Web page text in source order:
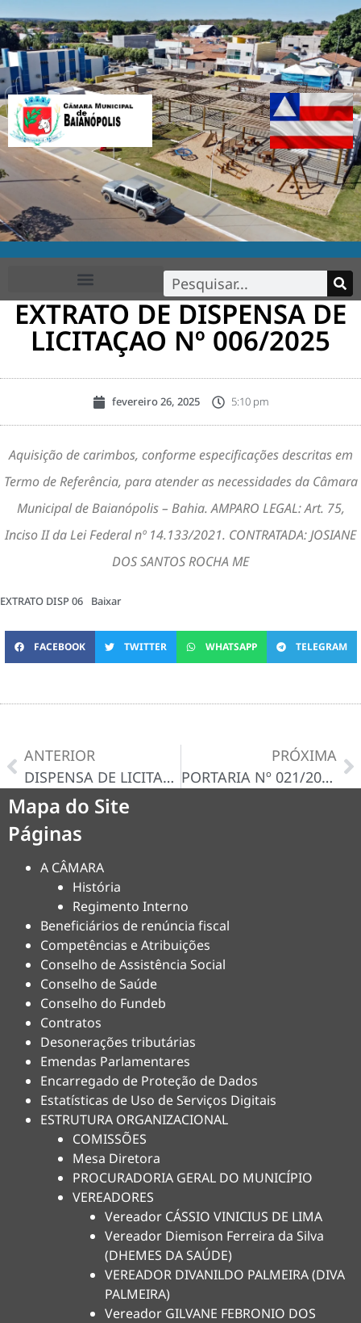
EXTRATO DE DISPENSA DE
LICITAÇAO Nº 006/2025
fevereiro 26, 2025 5:10 pm
Aquisição de carimbos, conforme especificações descritas em
Termo de Referência, para atender as necessidades da Câmara
Municipal de Baianópolis – Bahia. AMPARO LEGAL: Art. 75,
Inciso II da Lei Federal nº 14.133/2021. CONTRATADA: JOSIANE
DOS SANTOS ROCHA ME
EXTRATO DISP 06 Baixar
FACEBOOK TWITTER WHATSAPP TELEGRAM
ANTERIOR
DISPENSA DE LICITAÇÃO Nº 07/2025-D – CERTIDÃO/DECISÃO
PRÓXIMA
PORTARIA Nº 021/2025, 26 DE FEVEREIRO DE 2025
Mapa do Site
Páginas
A CÂMARA
História
Regimento Interno
Beneficiários de renúncia fiscal
Competências e Atribuições
Conselho de Assistência Social
Conselho de Saúde
Conselho do Fundeb
Contratos
Desonerações tributárias
Emendas Parlamentares
Encarregado de Proteção de Dados
Estatísticas de Uso de Serviços Digitais
ESTRUTURA ORGANIZACIONAL
COMISSÕES
Mesa Diretora
PROCURADORIA GERAL DO MUNICÍPIO
VEREADORES
Vereador CÁSSIO VINICIUS DE LIMA
Vereador Diemison Ferreira da Silva
(DHEMES DA SAÚDE)
VEREADOR DIVANILDO PALMEIRA (DIVA
PALMEIRA)
Vereador GILVANE FEBRONIO DOS